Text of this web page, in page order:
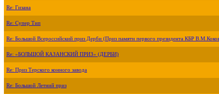
Re: Гизана
Re: Супер Тип
Re: Большой Всероссийский приз Дерби (Приз памяти первого президента КБР
Re: «БОЛЬШОЙ КАЗАНСКИЙ ПРИЗ» (ДЕРБИ)
Re: Приз Терского конного завода
Re: Большой Летний приз